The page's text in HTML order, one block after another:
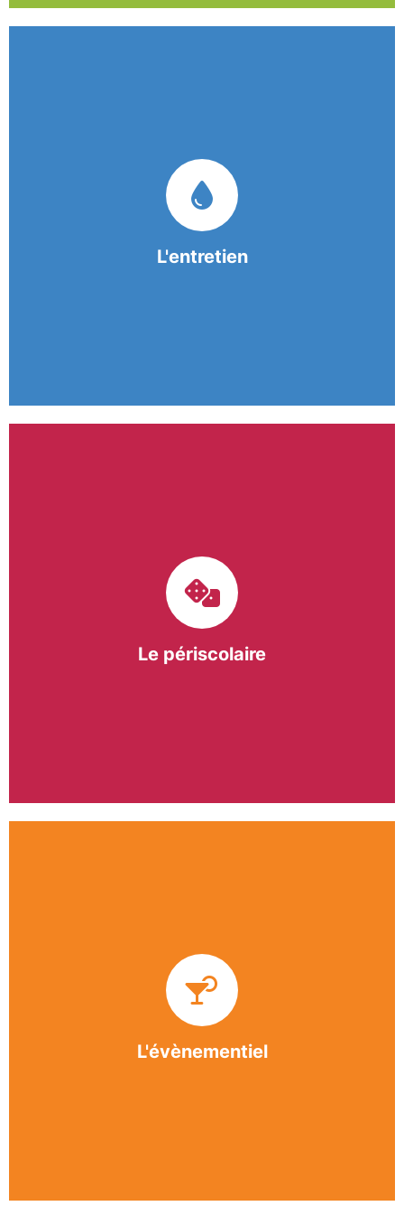
L'entretien
garantissent une prestation de nettoyage de
qualité.
Le périscolaire
bergeracois. A travers les Temps d’Activités
Périscolaires (TAP) et les Pauses Méridiennes, nous
apportons une réponse adaptée et individualisée
L'évènementiel
BASE apporte des solutions innovantes et
originales dans l’organisation des manifestations,
festivals, conventions, colloques et assemblées